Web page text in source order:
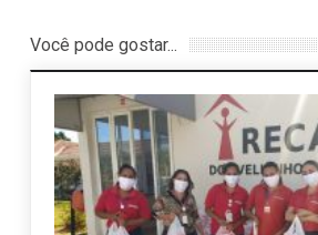
Você pode gostar...